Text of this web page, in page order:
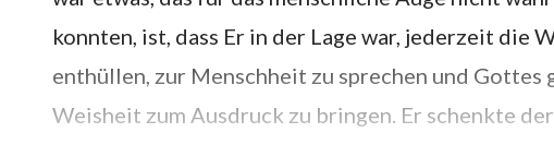
konnten, ist, dass Er in der Lage war, jederzeit die
enthüllen, zur Menschheit zu sprechen und
Weisheit zum Ausdruck zu bringen. Er schenkte